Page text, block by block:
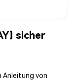
sicher
Anleitung von